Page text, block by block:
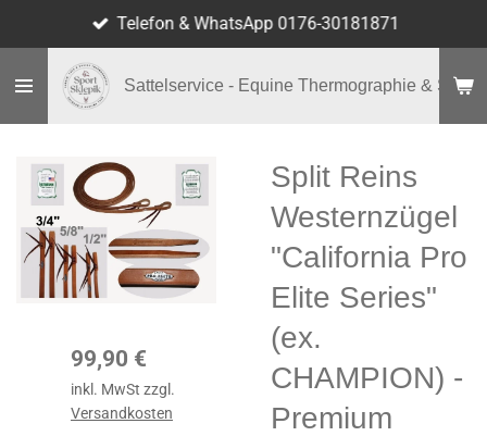
Hauptinhalt
springen
Sattelservice - Equine Thermographie & Shop
Telefon & WhatsApp 0176-30181871
Split Reins
Westernzügel
"California Pro
Elite Series"
(ex.
CHAMPION) -
Premium
99,90 €
inkl. MwSt zzgl.
Versandkosten